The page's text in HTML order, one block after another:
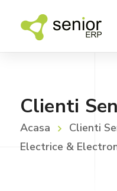
Clienti
Acasa
Clienti
Electrice &